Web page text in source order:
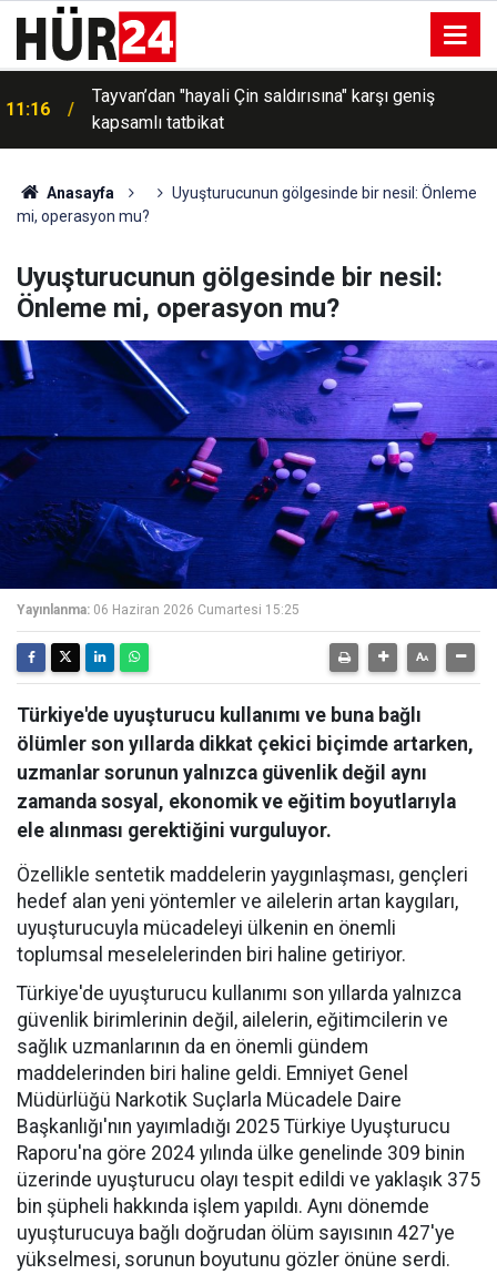
11:16
Tayvan’dan "hayali Çin saldırısına" karşı geniş
kapsamlı tatbikat
Anasayfa
Uyuşturucunun gölgesinde bir nesil: Önleme
mi, operasyon mu?
Uyuşturucunun gölgesinde bir nesil:
Önleme mi, operasyon mu?
Yayınlanma: 06 Haziran 2026 Cumartesi 15:25
Türkiye'de uyuşturucu kullanımı ve buna bağlı
ölümler son yıllarda dikkat çekici biçimde artarken,
uzmanlar sorunun yalnızca güvenlik değil aynı
zamanda sosyal, ekonomik ve eğitim boyutlarıyla
ele alınması gerektiğini vurguluyor.
Özellikle sentetik maddelerin yaygınlaşması, gençleri
hedef alan yeni yöntemler ve ailelerin artan kaygıları,
uyuşturucuyla mücadeleyi ülkenin en önemli
toplumsal meselelerinden biri haline getiriyor.
Türkiye'de uyuşturucu kullanımı son yıllarda yalnızca
güvenlik birimlerinin değil, ailelerin, eğitimcilerin ve
sağlık uzmanlarının da en önemli gündem
maddelerinden biri haline geldi. Emniyet Genel
Müdürlüğü Narkotik Suçlarla Mücadele Daire
Başkanlığı'nın yayımladığı 2025 Türkiye Uyuşturucu
Raporu'na göre 2024 yılında ülke genelinde 309 binin
üzerinde uyuşturucu olayı tespit edildi ve yaklaşık 375
bin şüpheli hakkında işlem yapıldı. Aynı dönemde
uyuşturucuya bağlı doğrudan ölüm sayısının 427'ye
yükselmesi, sorunun boyutunu gözler önüne serdi.